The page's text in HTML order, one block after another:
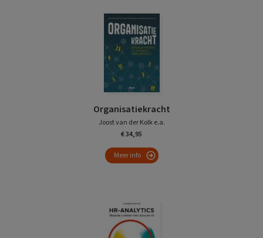
Organisatiekracht
Joost van der Kolk e.a.
€ 34,95
Meer info